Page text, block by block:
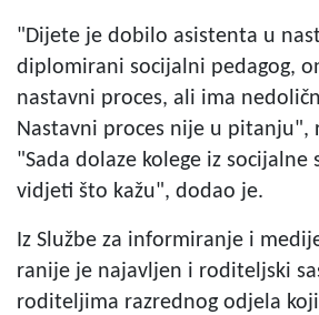
"Dijete je dobilo asistenta u
diplomirani socijalni pedagog,
nastavni proces, ali ima
Nastavni proces nije u pitanju",
"Sada dolaze kolege iz socijalne
vidjeti što kažu", dodao je.
Iz Službe za informiranje i
ranije je najavljen i roditeljski
roditeljima razrednog odjela